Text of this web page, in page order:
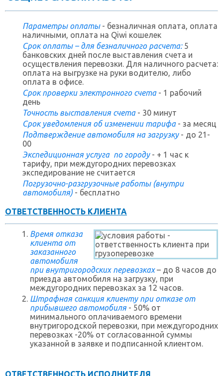
Параметры оплаты- безналичная оплата, оплата
наличными, оплата на Qiwi кошелек
Срок оплаты – для безналичного расчета:5
банковских дней после выставления счета и
осуществления перевозки. Для наличного расчета:
оплата на выгрузке на руки водителю, либо
оплата в офисе.
Срок проверки электронного счета - 1 рабочий
день
Точность выставления счета- 30 минут
Срок уведомления об изменении тарифа- за месяц
Подтверждение автомобиля на загрузку- до 21-
00
Экспедиционная услуга по городу- + 1 час к
тарифу, при междугородних перевозках
экспедирование не считается
Погрузочно-разгрузочные работы (внутри
автомобиля) - бесплатно
ОТВЕТСТВЕННОСТЬ КЛИЕНТА
Время отказа
клиента от
заказанного
автомобиля
при внутригородских перевозках– до 8 часов до
приезда автомобиля на загрузку, при
междугородних перевозках за 12 часов.
Штрафная санкция клиенту при отказе от
прибывшего автомобиля- 50% от
минимального оплачиваемого времени
внутригородской перевозки, при междугородних
перевозках -20% от согласованной суммы
указанной в заявке и подписанной клиентом.
ОТВЕТСТВЕННОСТЬ ИСПОЛНИТЕЛЯ